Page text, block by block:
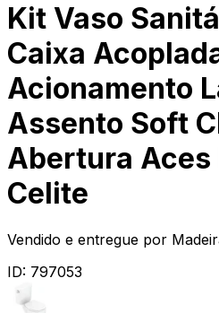
Kit Vaso
Caixa
Acionamento
Assento Soft
Abertura Aces
Celite
Vendido e entregue por
ID: 797053